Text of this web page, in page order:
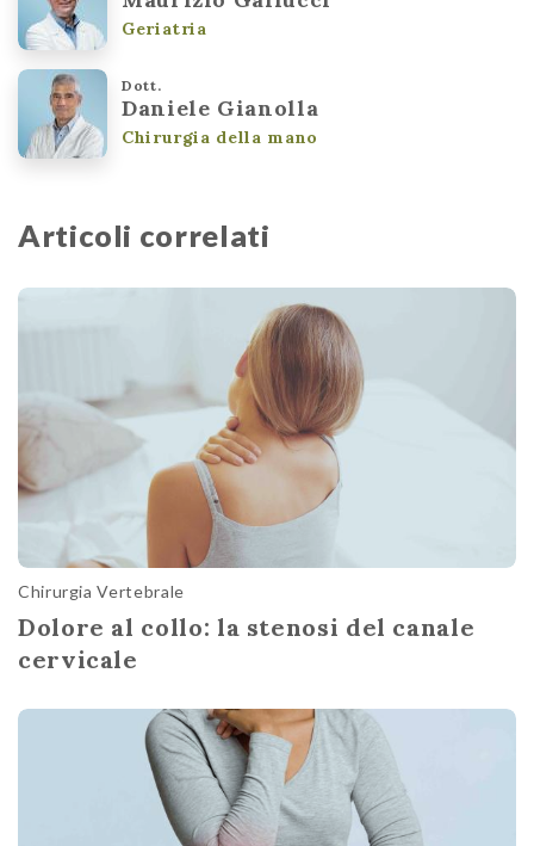
Geriatria
Dott.
Daniele Gianolla
Chirurgia della mano
Articoli correlati
Chirurgia Vertebrale
Dolore al collo: la stenosi del canale
cervicale